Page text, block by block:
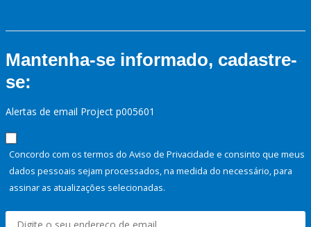
Mantenha-se informado, cadastre-
se:
Alertas de email Project p005601
Concordo com os termos do Aviso de Privacidade e consinto que meus
dados pessoais sejam processados, na medida do necessário, para
assinar as atualizações selecionadas.